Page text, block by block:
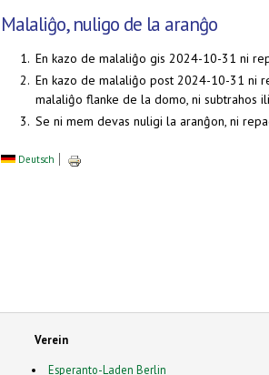
Malaliĝo, nuligo de la aranĝo
En kazo de malaliĝo gis 2024-10-31 ni
En kazo de malaliĝo post 2024-10-31 ni
malaliĝo flanke de la domo, ni subtrahos
Se ni mem devas nuligi la aranĝon, ni
Deutsch
Verein
Esperanto-Laden Berlin